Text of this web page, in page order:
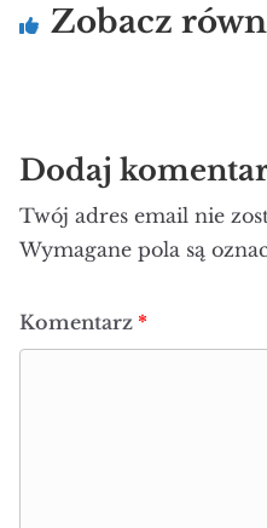
Zobacz
Dodaj
Twój adres email nie
Wymagane pola są
Komentarz *